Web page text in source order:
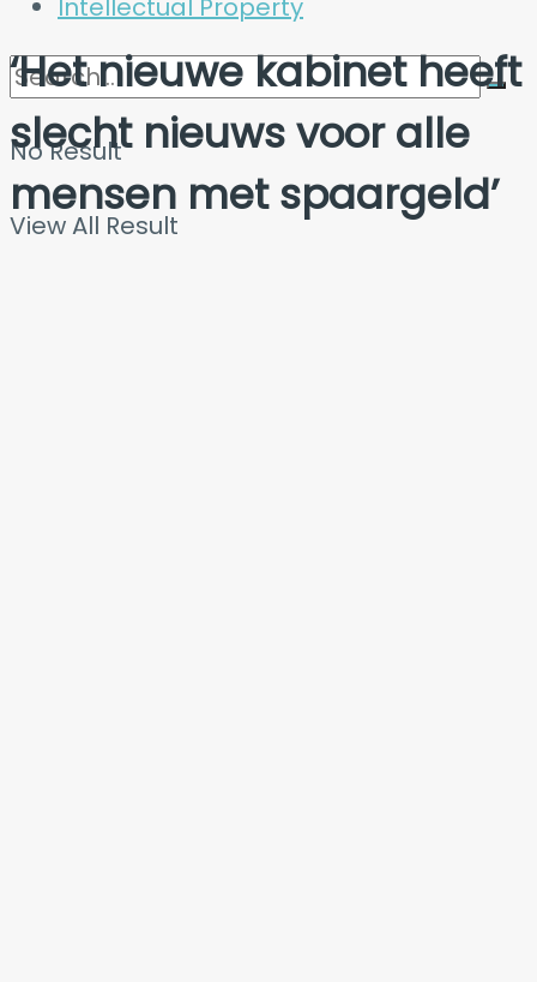
Intellectual Property
No Result
View All Result
‘Het nieuwe kabinet heeft
slecht nieuws voor alle
mensen met spaargeld’